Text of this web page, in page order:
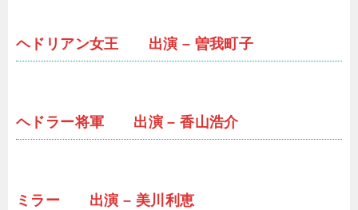
ヘドリアン女王 出演 – 曽我町子
ヘドラー将軍 出演 – 香山浩介
ミラー 出演 – 美川利恵